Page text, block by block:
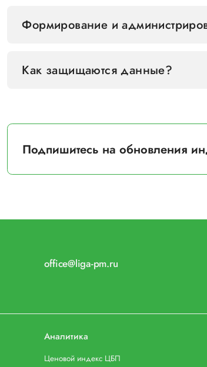
Формирование и
Как защищаются данные?
Подпишитесь на обновления
office@liga-pm.ru
Аналитика
Ценовой индекс ЦБП